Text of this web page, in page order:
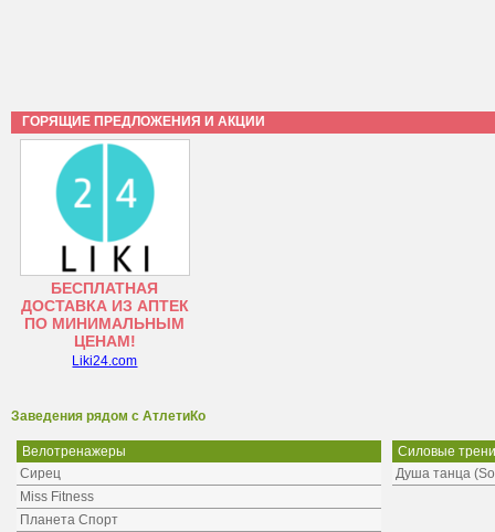
ГОРЯЩИЕ ПРЕДЛОЖЕНИЯ И АКЦИИ
БЕСПЛАТНАЯ
ДОСТАВКА ИЗ АПТЕК
ПО МИНИМАЛЬНЫМ
ЦЕНАМ!
Liki24.com
Заведения рядом с АтлетиКо
Велотренажеры
Сирец
Miss Fitness
Планета Спорт
Силовые
Душа танца